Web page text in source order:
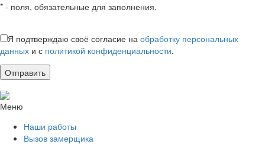
* - поля, обязательные для заполнения.
Я подтверждаю своё согласие на обработку персональных
данных и с политикой конфиденциальности.
Меню
Наши работы
Вызов замерщика